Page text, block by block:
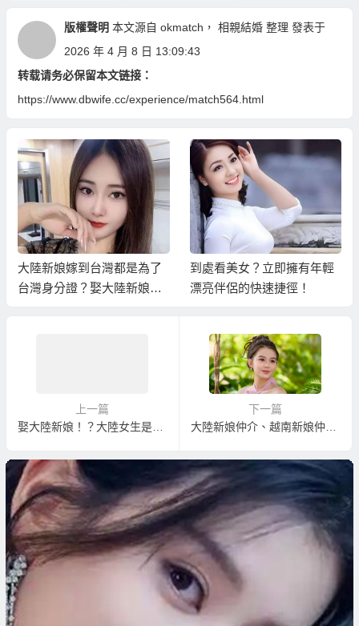
版權聲明 本文源自 okmatch ， 相親結婚整理 發表于
2026 年 4 月 8 日 13:09:43
转载请务必保留本文链接：
https://www.dbwife.cc/experience/match564.html
大陸新娘嫁到台灣都是為了
台灣身分證？娶大陸新娘有
到處看美女？立即擁有年輕
漂亮伴侶的快速捷徑！
上一篇
娶大陸新娘！？大陸女生是不是都很現實？
下一篇